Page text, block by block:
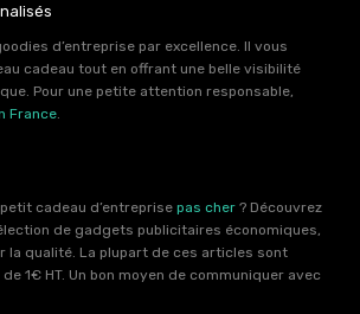
d’entreprise par excellence. Il vous
cadeau tout en offrant une belle visibilité
Pour une petite attention responsable,
France.
cadeau d’entreprise pas cher ? Découvrez
de gadgets publicitaires économiques,
la qualité. La plupart de ces articles sont
1€ HT. Un bon moyen de communiquer avec